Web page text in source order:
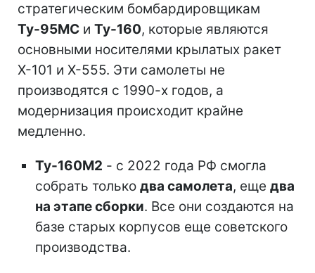
стратегическим бомбардировщикам
Ту-95МС и Ту-160, которые являются
основными носителями крылатых ракет
Х-101 и Х-555. Эти самолеты не
производятся с 1990-х годов, а
модернизация происходит крайне
медленно.
Ту-160М2 - с 2022 года РФ смогла
собрать только два самолета, еще два
на этапе сборки. Все они создаются на
базе старых корпусов еще советского
производства.